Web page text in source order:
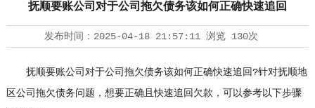
抚顺要账公司对于公司拖欠债务该如何正确快速追回
发布时间： 2025-04-18 21:57:11浏览 130次
抚顺要账公司对于公司拖欠债务该如何正确快速追回?针对抚顺地
区公司拖欠债务问题，想要正确且快速追回欠款，可以参考以下步骤